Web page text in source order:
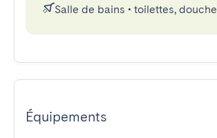
Salle de bains • toilettes, douche
Équipements